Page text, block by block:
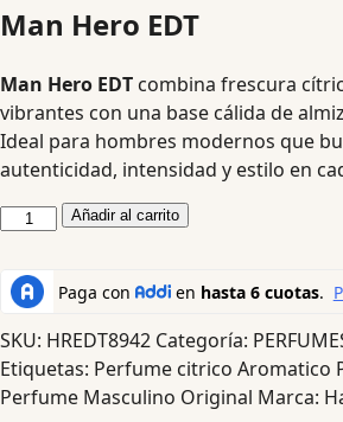
Man Hero EDT
Man Hero EDT combina frescura
vibrantes con una base cálida de
Ideal para hombres modernos que
autenticidad, intensidad y estilo en
Añadir al carrito
SKU: HREDT8942 Categoría:
Etiquetas: Perfume citrico Aromatico
Perfume Masculino Original Marca: